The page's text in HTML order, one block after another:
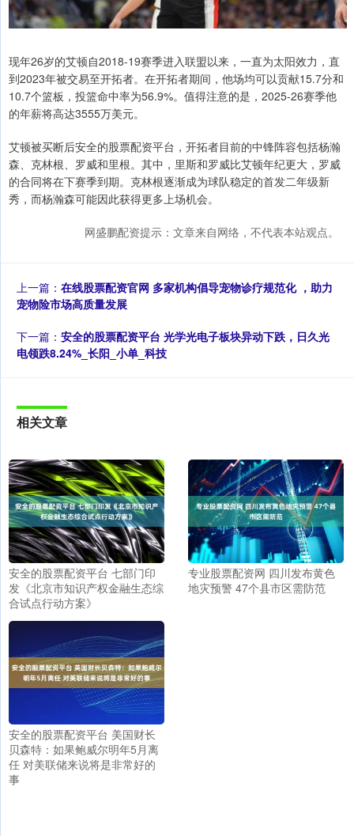
现年26岁的艾顿自2018-19赛季进入联盟以来，一直为太阳效力，直
到2023年被交易至开拓者。在开拓者期间，他场均可以贡献15.7分和
10.7个篮板，投篮命中率为56.9%。值得注意的是，2025-26赛季他
的年薪将高达3555万美元。
艾顿被买断后安全的股票配资平台，开拓者目前的中锋阵容包括杨瀚
森、克林根、罗威和里根。其中，里斯和罗威比艾顿年纪更大，罗威
的合同将在下赛季到期。克林根逐渐成为球队稳定的首发二年级新
秀，而杨瀚森可能因此获得更多上场机会。
网盛鹏配资提示：文章来自网络，不代表本站观点。
上一篇： 在线股票配资官网 多家机构倡导宠物诊疗规范化 ，助力
宠物险市场高质量发展
下一篇： 安全的股票配资平台 光学光电子板块异动下跌，日久光
电领跌8.24%_长阳_小单_科技
相关文章
安全的股票配资平台 七部门印
发《北京市知识产权金融生态综
合试点行动方案》
专业股票配资网 四川发布黄色
地灾预警 47个县市区需防范
安全的股票配资平台 美国财长
贝森特：如果鲍威尔明年5月离
任 对美联储来说将是非常好的
事